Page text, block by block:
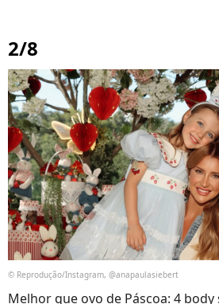
2/8
© Reprodução/Instagram, @anapaulasiebert
Melhor que ovo de Páscoa: 4